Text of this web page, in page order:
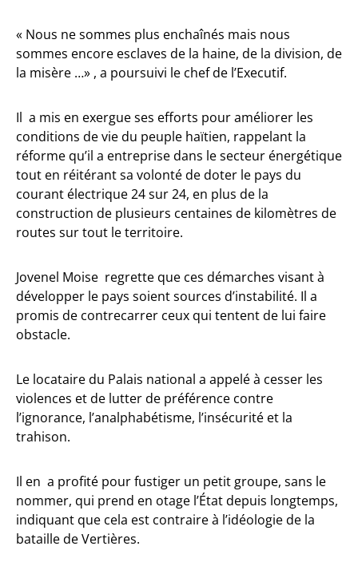
« Nous ne sommes plus enchaînés mais nous
sommes encore esclaves de la haine, de la division, de
la misère …» , a poursuivi le chef de l’Executif.
Il a mis en exergue ses efforts pour améliorer les
conditions de vie du peuple haïtien, rappelant la
réforme qu’il a entreprise dans le secteur énergétique
tout en réitérant sa volonté de doter le pays du
courant électrique 24 sur 24, en plus de la
construction de plusieurs centaines de kilomètres de
routes sur tout le territoire.
Jovenel Moise regrette que ces démarches visant à
développer le pays soient sources d’instabilité. Il a
promis de contrecarrer ceux qui tentent de lui faire
obstacle.
Le locataire du Palais national a appelé à cesser les
violences et de lutter de préférence contre
l’ignorance, l’analphabétisme, l’insécurité et la
trahison.
Il en a profité pour fustiger un petit groupe, sans le
nommer, qui prend en otage l’État depuis longtemps,
indiquant que cela est contraire à l’idéologie de la
bataille de Vertières.